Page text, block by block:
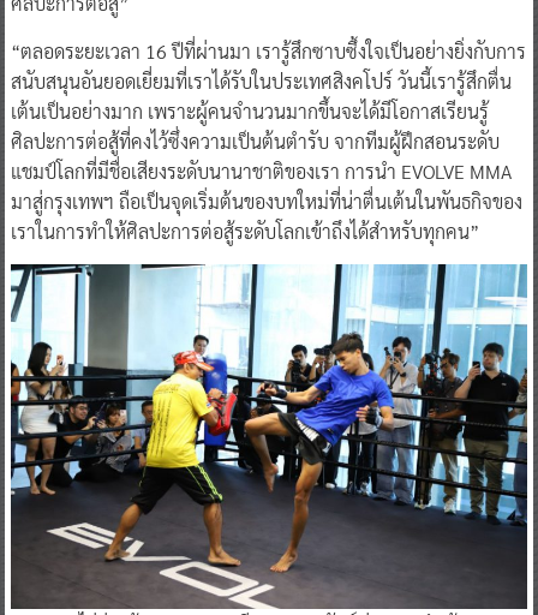
“ตลอดระยะเวลา 16 ปีที่ผ่านมา เรารู้สึกซาบซึ้งใจเป็นอย่างยิ่งกับการ
สนับสนุนอันยอดเยี่ยมที่เราได้รับในประเทศสิงคโปร์ วันนี้เรารู้สึกตื่น
เต้นเป็นอย่างมาก เพราะผู้คนจำนวนมากขึ้นจะได้มีโอกาสเรียนรู้
ศิลปะการต่อสู้ที่คงไว้ซึ่งความเป็นต้นตำรับ จากทีมผู้ฝึกสอนระดับ
แชมป์โลกที่มีชื่อเสียงระดับนานาชาติของเรา การนำ EVOLVE MMA
มาสู่กรุงเทพฯ ถือเป็นจุดเริ่มต้นของบทใหม่ที่น่าตื่นเต้นในพันธกิจของ
เราในการทำให้ศิลปะการต่อสู้ระดับโลกเข้าถึงได้สำหรับทุกคน”